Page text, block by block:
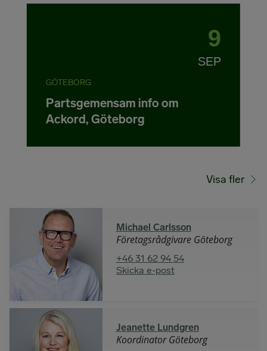
9
SEP
GÖTEBORG
Partsgemensam info om
Ackord, Göteborg
Visa fler
Michael Carlsson
Företagsrådgivare Göteborg
+46 31 62 94 54
Skicka e-post
Jeanette Lundgren
Koordinator Göteborg